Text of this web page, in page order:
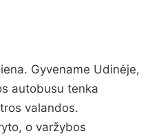
Gyvename Udinėje,
autobusu tenka
valandos.
o varžybos